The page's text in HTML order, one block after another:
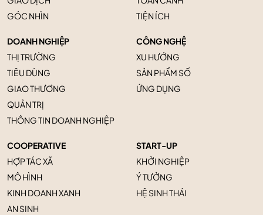
GÓC NHÌN
TIỆN ÍCH
DOANH NGHIỆP
THỊ TRƯỜNG
TIÊU DÙNG
GIAO THƯƠNG
QUẢN TRỊ
THÔNG TIN DOANH NGHIỆP
CÔNG NGHỆ
XU HƯỚNG
SẢN PHẨM SỐ
ỨNG DỤNG
COOPERATIVE
HỢP TÁC XÃ
MÔ HÌNH
KINH DOANH XANH
AN SINH
START-UP
KHỞI NGHIỆP
Ý TƯỞNG
HỆ SINH THÁI